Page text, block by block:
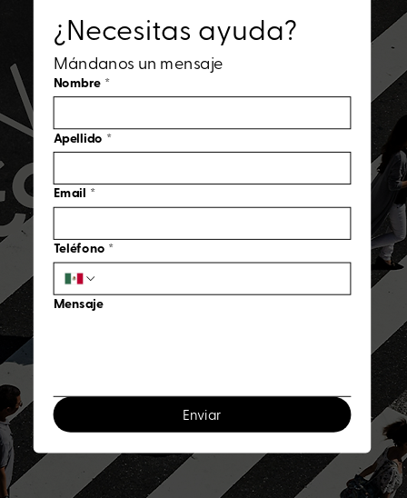
¿Necesitas ayuda?
Mándanos un mensaje
Nombre *
Apellido *
Email *
Teléfono *
Mensaje
Enviar